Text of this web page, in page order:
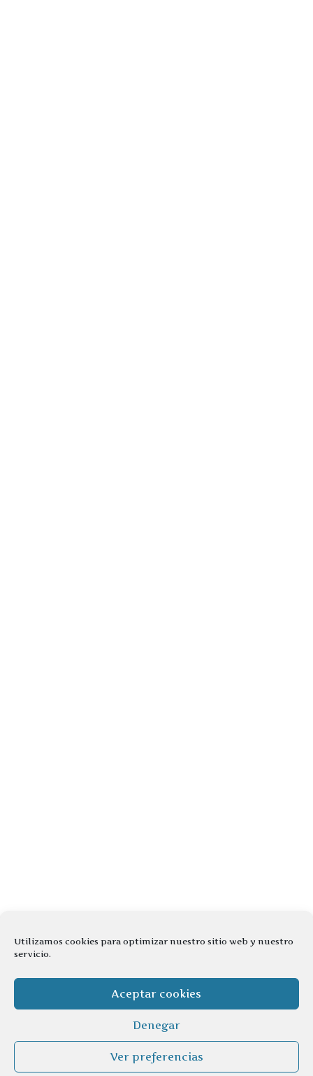
Utilizamos cookies para optimizar nuestro sitio web y nuestro
servicio.
Aceptar cookies
Denegar
Ver preferencias